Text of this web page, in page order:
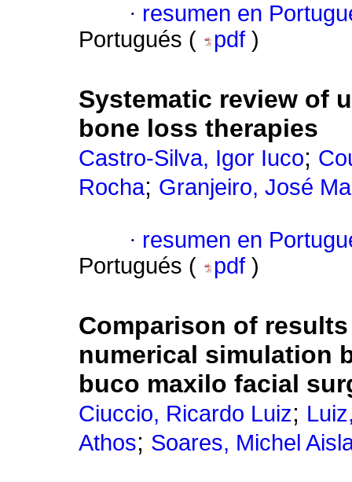
· resumen en
Portugués (
pdf )
Systematic review of
bone loss therapies
Castro-Silva, Igor Iuco;
Rocha; Granjeiro, José
· resumen en
Portugués (
pdf )
Comparison of
numerical simulation
buco maxilo facial
Ciuccio, Ricardo Luiz;
Athos; Soares, Michel